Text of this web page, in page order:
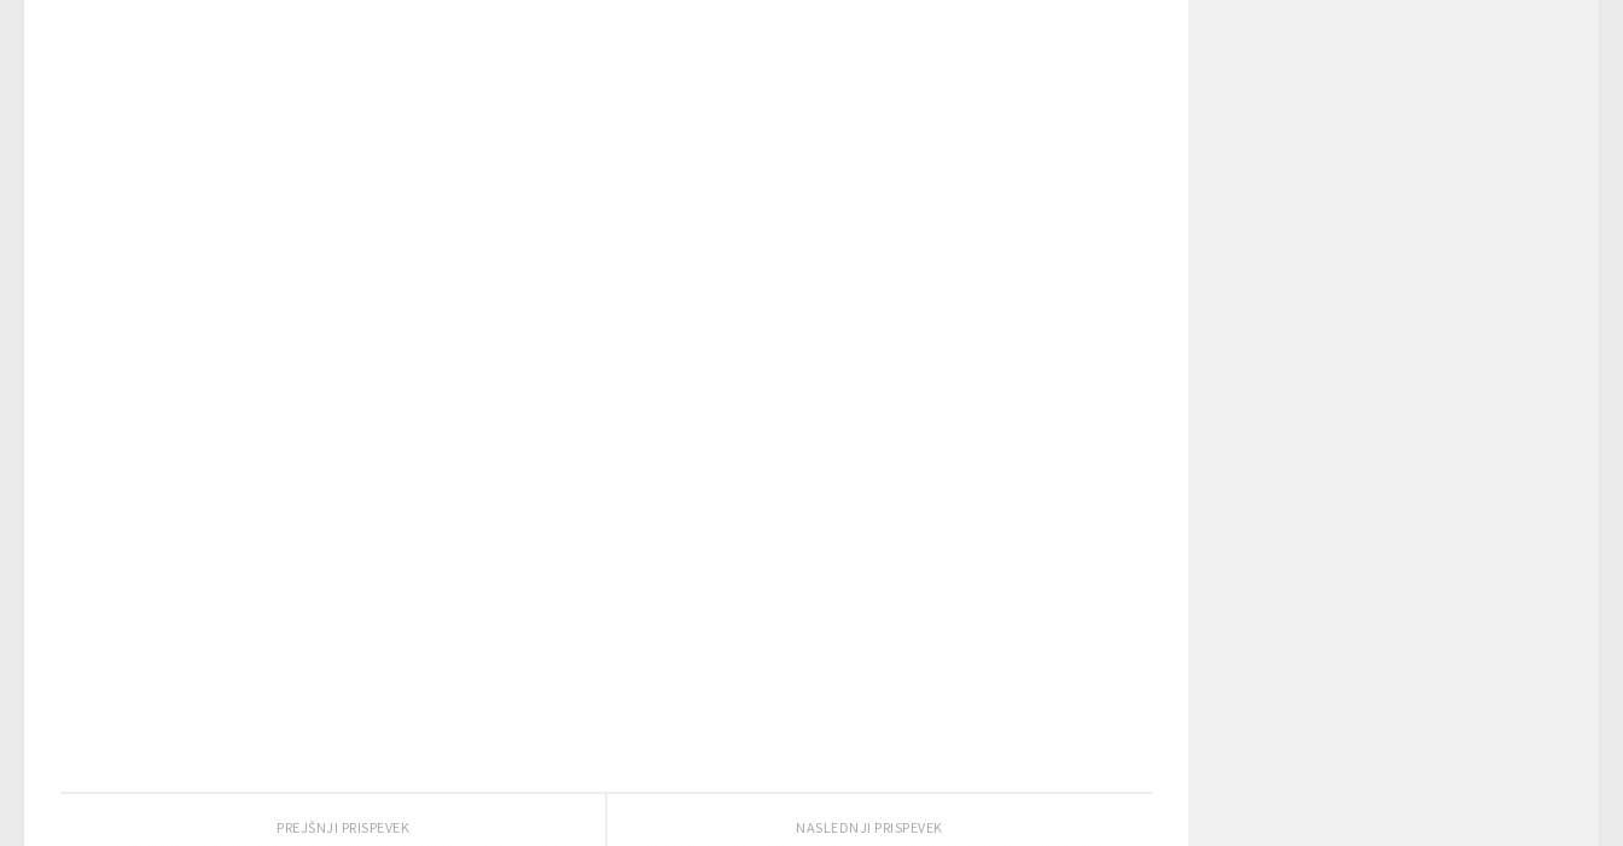
NASLEDNJI PRISPEVEK
PREJŠNJI PRISPEVEK